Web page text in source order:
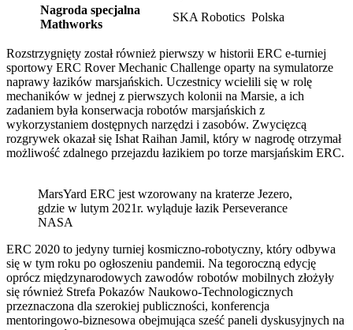
Nagroda specjalna
Mathworks
SKA Robotics Polska
Rozstrzygnięty został również pierwszy w historii ERC e-turniej
sportowy ERC Rover Mechanic Challenge oparty na symulatorze
naprawy łazików marsjańskich. Uczestnicy wcielili się w rolę
mechaników w jednej z pierwszych kolonii na Marsie, a ich
zadaniem była konserwacja robotów marsjańskich z
wykorzystaniem dostępnych narzędzi i zasobów. Zwycięzcą
rozgrywek okazał się Ishat Raihan Jamil, który w nagrodę otrzymał
możliwość zdalnego przejazdu łazikiem po torze marsjańskim ERC.
MarsYard ERC jest wzorowany na kraterze Jezero,
gdzie w lutym 2021r. wyląduje łazik Perseverance
NASA
ERC 2020 to jedyny turniej kosmiczno-robotyczny, który odbywa
się w tym roku po ogłoszeniu pandemii. Na tegoroczną edycję
oprócz międzynarodowych zawodów robotów mobilnych złożyły
się również Strefa Pokazów Naukowo-Technologicznych
przeznaczona dla szerokiej publiczności, konferencja
mentoringowo-biznesowa obejmująca sześć paneli dyskusyjnych na